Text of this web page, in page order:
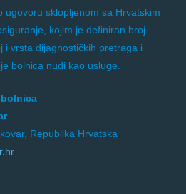
ugovoru sklopljenom sa Hrvatskim
kojim je definiran broj
i vrsta dijagnostičkih pretraga i
bolnica nudi kao usluge.
Republika Hrvatska